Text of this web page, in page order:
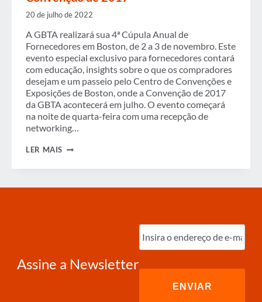
20 de julho de 2022
A GBTA realizará sua 4ª Cúpula Anual de
Fornecedores em Boston, de 2 a 3 de novembro. Este
evento especial exclusivo para fornecedores contará
com educação, insights sobre o que os compradores
desejam e um passeio pelo Centro de Convenções e
Exposições de Boston, onde a Convenção de 2017
da GBTA acontecerá em julho. O evento começará
na noite de quarta-feira com uma recepção de
networking…
LER MAIS A
NA
CONVENÇÃO
Assine a Newsletter
Digite
o
e-